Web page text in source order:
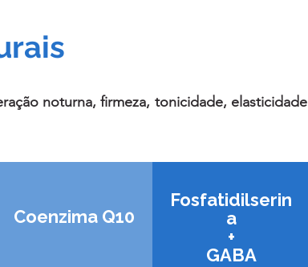
noturna, firmeza, tonicidade, elasticidade
Coenzima Q10
Fosfatidilserin
a
+
GABA